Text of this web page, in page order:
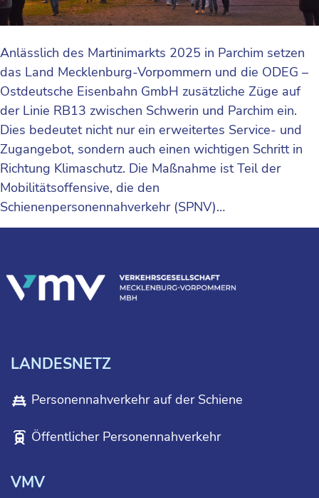
Anlässlich des Martinimarkts 2025 in Parchim setzen
das Land Mecklenburg-Vorpommern und die ODEG –
Ostdeutsche Eisenbahn GmbH zusätzliche Züge auf
der Linie RB13 zwischen Schwerin und Parchim ein.
Dies bedeutet nicht nur ein erweitertes Service- und
Zugangebot, sondern auch einen wichtigen Schritt in
Richtung Klimaschutz. Die Maßnahme ist Teil der
Mobilitätsoffensive, die den
Schienenpersonennahverkehr (SPNV)…
LANDESNETZ
Personennahverkehr auf der Schiene
Öffentlicher Personennahverkehr
VMV